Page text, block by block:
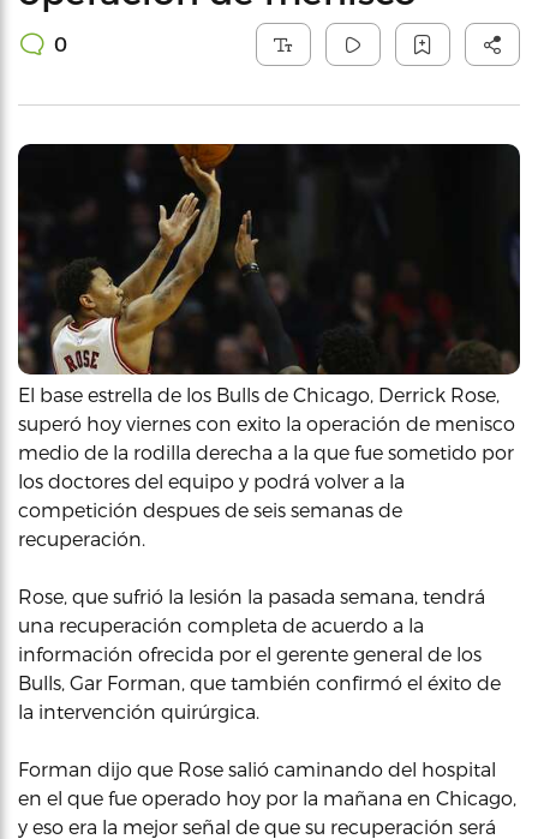
0
El base estrella de los Bulls de Chicago, Derrick Rose,
superó hoy viernes con exito la operación de menisco
medio de la rodilla derecha a la que fue sometido por
los doctores del equipo y podrá volver a la
competición despues de seis semanas de
recuperación.
Rose, que sufrió la lesión la pasada semana, tendrá
una recuperación completa de acuerdo a la
información ofrecida por el gerente general de los
Bulls, Gar Forman, que también confirmó el éxito de
la intervención quirúrgica.
Forman dijo que Rose salió caminando del hospital
en el que fue operado hoy por la mañana en Chicago,
y eso era la mejor señal de que su recuperación será